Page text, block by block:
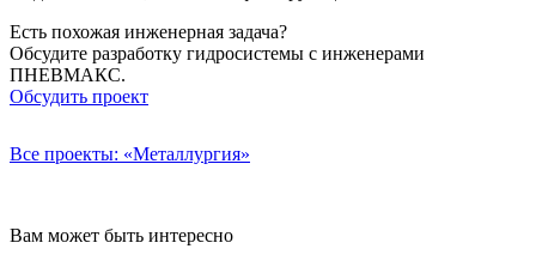
Есть похожая инженерная задача?
Обсудите разработку гидросистемы с инженерами
ПНЕВМАКС.
Обсудить проект
Все проекты: «Металлургия»
Вам может быть интересно